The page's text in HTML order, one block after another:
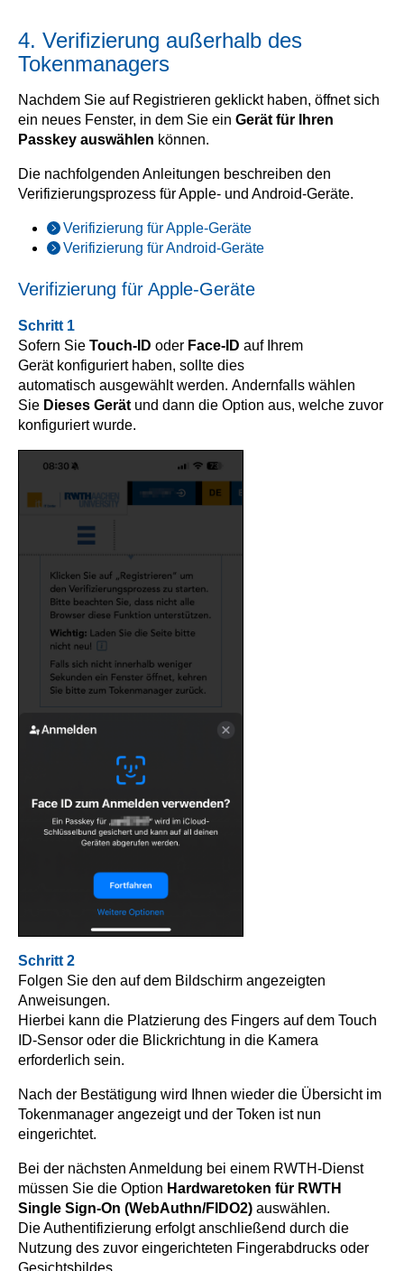
4. Verifizierung außerhalb des
Tokenmanagers
Nachdem Sie auf Registrieren geklickt haben, öffnet sich
ein neues Fenster, in dem Sie ein Gerät für Ihren
Passkey auswählen können.
Die nachfolgenden Anleitungen beschreiben den
Verifizierungsprozess für Apple- und Android-Geräte.
Verifizierung für Apple-Geräte
Verifizierung für Android-Geräte
Verifizierung für Apple-Geräte
Schritt 1
Sofern Sie Touch-ID oder Face-ID auf Ihrem
Gerät konfiguriert haben, sollte dies
automatisch ausgewählt werden. Andernfalls wählen
Sie Dieses Gerät und dann die Option aus, welche zuvor
konfiguriert wurde.
Schritt 2
Folgen Sie den auf dem Bildschirm angezeigten
Anweisungen.
Hierbei kann die Platzierung des Fingers auf dem Touch
ID-Sensor oder die Blickrichtung in die Kamera
erforderlich sein.
Nach der Bestätigung wird Ihnen wieder die Übersicht im
Tokenmanager angezeigt und der Token ist nun
eingerichtet.
Bei der nächsten Anmeldung bei einem RWTH-Dienst
müssen Sie die Option Hardwaretoken für RWTH
Single Sign-On (WebAuthn/FIDO2) auswählen.
Die Authentifizierung erfolgt anschließend durch die
Nutzung des zuvor eingerichteten Fingerabdrucks oder